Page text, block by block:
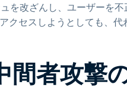
を改ざんし、ユーザーを不
クセスしようとしても、代
者攻撃